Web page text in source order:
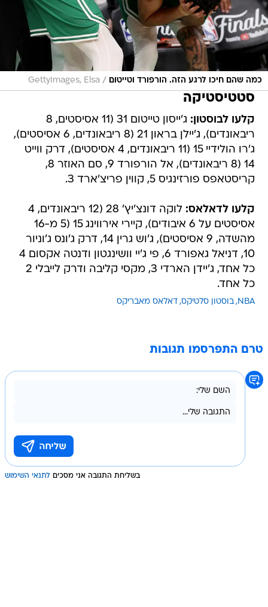
כמה שהם חיכו לרגע הזה. הורפורד וטייטום /
GettyImages, Elsa
סטטיסטיקה
קלעו לבוסטון:
ג'ייסון טייטום 31 (11 אסיסטים, 8
ריבאונדים), ג'יילן בראון 21 (8 ריבאונדים, 6 אסיסטים),
ג'רו הולידיי 15 (11 ריבאונדים, 4 אסיסטים), דרק ווייט
14 (8 ריבאונדים), אל הורפורד 9, סם האוזר 8,
קריסטאפס פורזינגיס 5, קווין פריצ'ארד 3.
קלעו לדאלאס:
לוקה דונצ'יץ' 28 (12 ריבאונדים, 4
אסיסטים על 6 איבודים), קיירי אירווינג 15 (5 מ-16
מהשדה, 9 אסיסטים), ג'וש גרין 14, דרק ג'ונס ג'וניור
10, דניאל גאפורד 6, פי ג'יי וושינגטון ודנטה אקסום 4
כל אחד, ג'יידן הארדי 3, מקסי קליבה ודרק לייבלי 2
כל אחד.
NBA בוסטון סלטיקס דאלאס מאבריקס
טרם התפרסמו תגובות
בשליחת התגובה אני מסכים לתנאי השימוש